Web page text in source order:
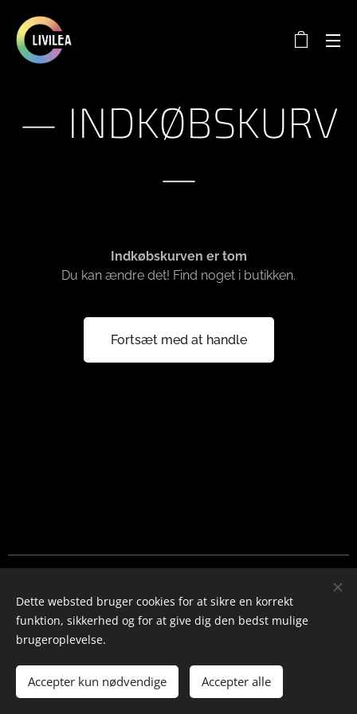
— INDKØBSKURV
—
Indkøbskurven er tom
Du kan ændre det! Find noget i butikken.
Fortsæt med at handle
Sprog
Valuta
DKK kr
EUR € SEK kr
Dette websted bruger cookies for at sikre en korrekt
funktion, sikkerhed og for at give dig den bedst mulige
brugeroplevelse.
Accepter kun nødvendige Accepter alle